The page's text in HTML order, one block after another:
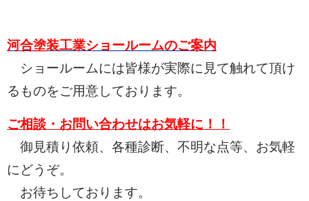
河合塗装工業ショールームのご案内
ショールームには皆様が実際に見て触れて頂け
るものをご用意しております。
ご相談・お問い合わせはお気軽に！！
御見積り依頼、各種診断、不明な点等、お気軽
にどうぞ。
お待ちしております。